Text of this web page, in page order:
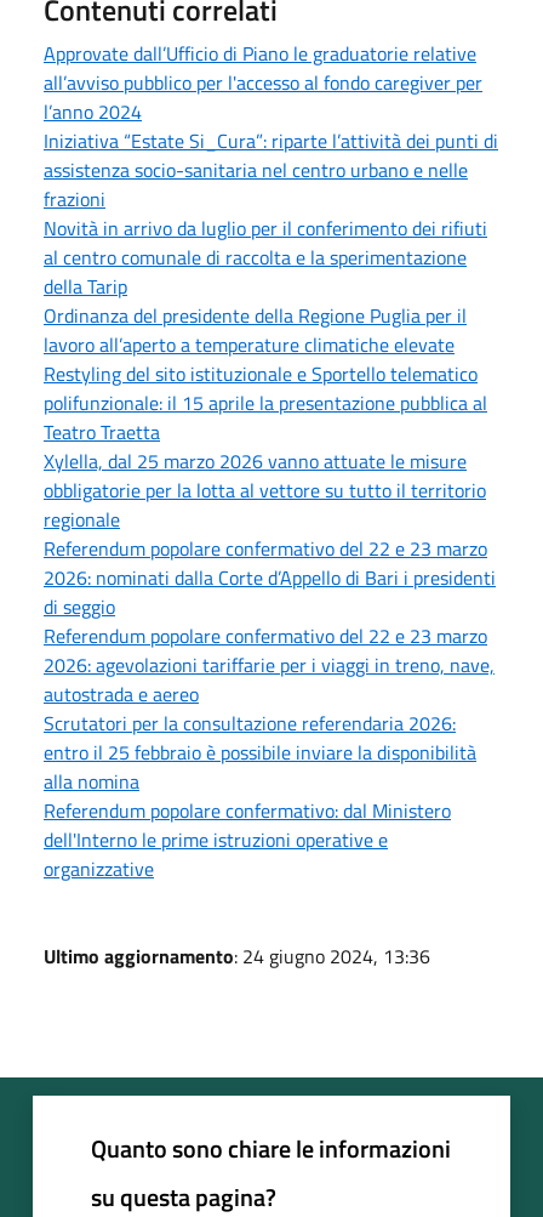
Contenuti correlati
Approvate dall’Ufficio di Piano le graduatorie relative
all’avviso pubblico per l'accesso al fondo caregiver per
l’anno 2024
Iniziativa “Estate Si_Cura”: riparte l’attività dei punti di
assistenza socio-sanitaria nel centro urbano e nelle
frazioni
Novità in arrivo da luglio per il conferimento dei rifiuti
al centro comunale di raccolta e la sperimentazione
della Tarip
Ordinanza del presidente della Regione Puglia per il
lavoro all’aperto a temperature climatiche elevate
Restyling del sito istituzionale e Sportello telematico
polifunzionale: il 15 aprile la presentazione pubblica al
Teatro Traetta
Xylella, dal 25 marzo 2026 vanno attuate le misure
obbligatorie per la lotta al vettore su tutto il territorio
regionale
Referendum popolare confermativo del 22 e 23 marzo
2026: nominati dalla Corte d’Appello di Bari i presidenti
di seggio
Referendum popolare confermativo del 22 e 23 marzo
2026: agevolazioni tariffarie per i viaggi in treno, nave,
autostrada e aereo
Scrutatori per la consultazione referendaria 2026:
entro il 25 febbraio è possibile inviare la disponibilità
alla nomina
Referendum popolare confermativo: dal Ministero
dell'Interno le prime istruzioni operative e
organizzative
Ultimo aggiornamento: 24 giugno 2024, 13:36
Quanto sono chiare le informazioni
su questa pagina?